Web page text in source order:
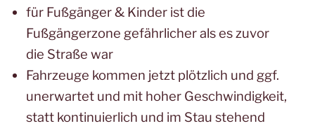
für Fußgänger & Kinder ist die
Fußgängerzone gefährlicher als es zuvor
die Straße war
Fahrzeuge kommen jetzt plötzlich und ggf.
unerwartet und mit hoher Geschwindigkeit,
statt kontinuierlich und im Stau stehend